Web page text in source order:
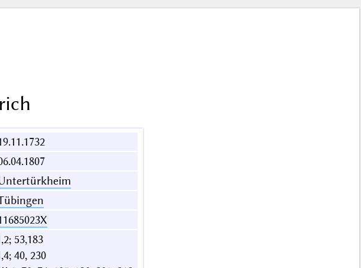
53,183
40, 230